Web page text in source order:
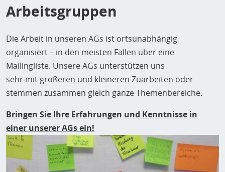
Arbeitsgruppen
Die Arbeit in unseren AGs ist ortsunabhängig
organisiert – in den meisten Fällen über eine
Mailingliste. Unsere AGs unterstützen uns
sehr mit größeren und kleineren Zuarbeiten oder
stemmen zusammen gleich ganze Themenbereiche.
Bringen Sie Ihre Erfahrungen und Kenntnisse in
einer unserer AGs ein!
Bild